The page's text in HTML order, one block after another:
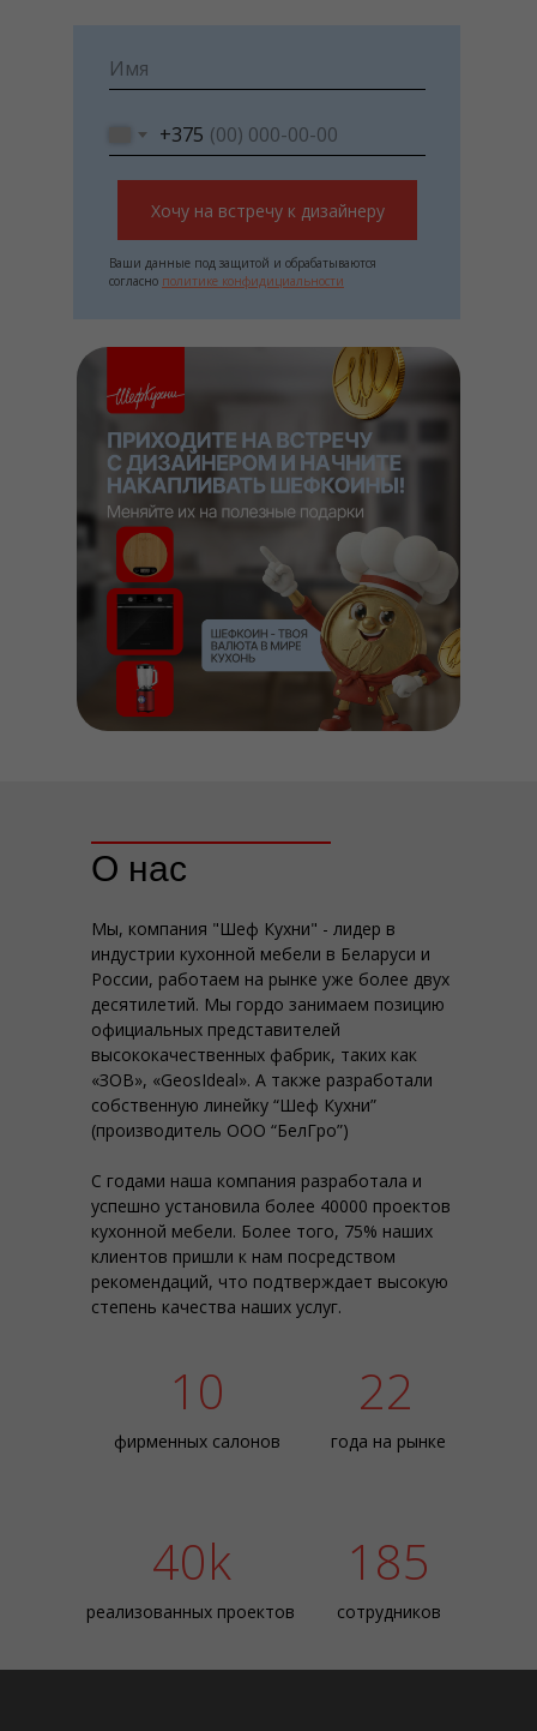
Ваши данные под защитой и обрабатываются
согласно политике конфидициальности
+375
Хочу на встречу к дизайнеру
сотрудников
185
реализованных проектов
40k
года на рынке
22
фирменных салонов
10
О нас
Мы, компания "Шеф Кухни" - лидер в
индустрии кухонной мебели в Беларуси и
России, работаем на рынке уже более двух
десятилетий. Мы гордо занимаем позицию
официальных представителей
высококачественных фабрик, таких как
«ЗОВ», «GeosIdeal». А также разработали
собственную линейку “Шеф Кухни”
(производитель ООО “БелГро”)
С годами наша компания разработала и
успешно установила более 40000 проектов
кухонной мебели. Более того, 75% наших
клиентов пришли к нам посредством
рекомендаций, что подтверждает высокую
степень качества наших услуг.